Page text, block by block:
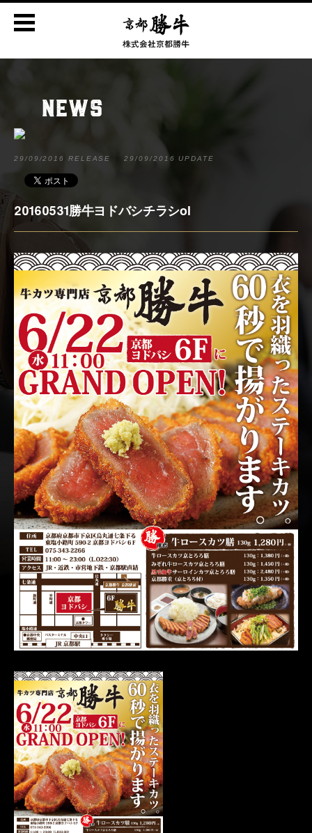
NEWS
29/09/2016 RELEASE 29/09/2016 UPDATE
20160531勝牛ヨドバシチラシol